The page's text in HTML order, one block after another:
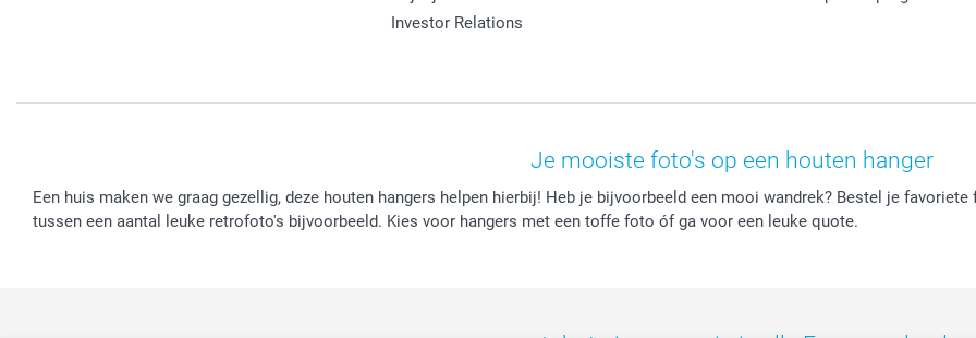
Investor Relations
Je mooiste foto's op een houten hanger
Een huis maken we graag gezellig, deze houten hangers helpen hierbij! Heb je bijvoorbeeld een mooi wandrek? Bestel je
tussen een aantal leuke retrofoto's bijvoorbeeld. Kies voor hangers met een toffe foto óf ga voor een leuke quote.